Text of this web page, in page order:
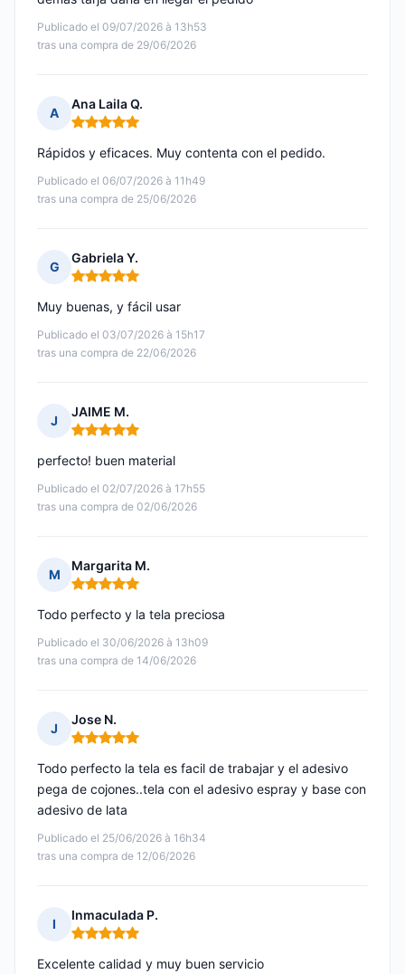
Publicado el 09/07/2026 à 13h53
tras una compra de 29/06/2026
A
Ana Laila Q.
Nota: 5 de 5
Publicado el 06/07/2026 à 11h49
tras una compra de 25/06/2026
Rápidos y eficaces. Muy contenta con el pedido.
G
Gabriela Y.
Nota: 5 de 5
Publicado el 03/07/2026 à 15h17
tras una compra de 22/06/2026
Muy buenas, y fácil usar
J
JAIME M.
Nota: 5 de 5
Publicado el 02/07/2026 à 17h55
tras una compra de 02/06/2026
perfecto! buen material
M
Margarita M.
Nota: 5 de 5
Publicado el 30/06/2026 à 13h09
tras una compra de 14/06/2026
Todo perfecto y la tela preciosa
J
Jose N.
Nota: 5 de 5
Publicado el 25/06/2026 à 16h34
tras una compra de 12/06/2026
Todo perfecto la tela es facil de trabajar y el adesivo
pega de cojones..tela con el adesivo espray y base con
adesivo de lata
I
Inmaculada P.
Nota: 5 de 5
Excelente calidad y muy buen servicio